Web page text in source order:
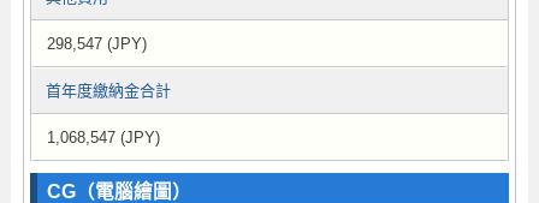
298,547 (JPY)
首年度繳納金合計
1,068,547 (JPY)
CG（電腦繪圖）